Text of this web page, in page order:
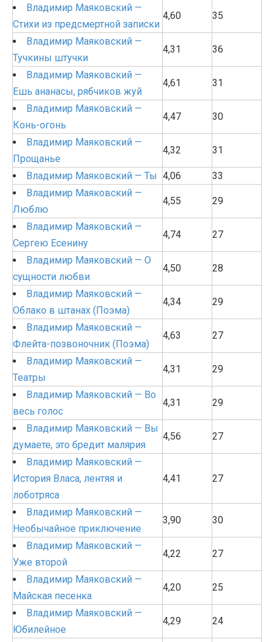
Владимир Маяковский —
Стихи из предсмертной записки
4,60 35
Владимир Маяковский —
Тучкины штучки
4,31 36
Владимир Маяковский —
Ешь ананасы, рябчиков жуй
4,61 31
Владимир Маяковский —
Конь-огонь
4,47 30
Владимир Маяковский —
Прощанье
4,32 31
Владимир Маяковский — Ты 4,06
33
Владимир Маяковский —
Люблю
4,55 29
Владимир Маяковский —
Сергею Есенину
4,74 27
Владимир Маяковский — О
сущности любви
4,50 28
Владимир Маяковский —
Облако в штанах (Поэма)
4,34 29
Владимир Маяковский —
Флейта-позвоночник (Поэма)
4,63 27
Владимир Маяковский —
Театры
4,31 29
Владимир Маяковский — Во
весь голос
4,31 29
Владимир Маяковский — Вы
думаете, это бредит малярия
4,56 27
Владимир Маяковский —
История Власа, лентяя и
лоботряса
4,41 27
Владимир Маяковский —
Необычайное приключение
3,90 30
Владимир Маяковский —
Уже второй
4,22 27
Владимир Маяковский —
Майская песенка
4,20 25
Владимир Маяковский —
Юбилейное
4,29 24